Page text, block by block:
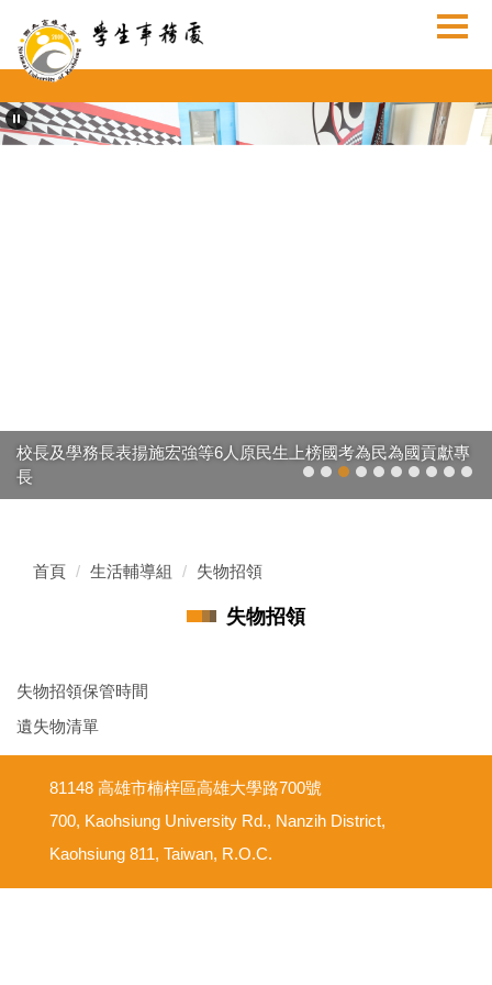
到
主
內
容
校長及學務長表揚施宏強等6人原民生上榜國考為民為國貢獻專
長
首頁 生活輔導組 失物招領
失物招領
失物招領保管時間
遺失物清單
81148 高雄市楠梓區高雄大學路700號
700, Kaohsiung University Rd., Nanzih District,
Kaohsiung 811, Taiwan, R.O.C.